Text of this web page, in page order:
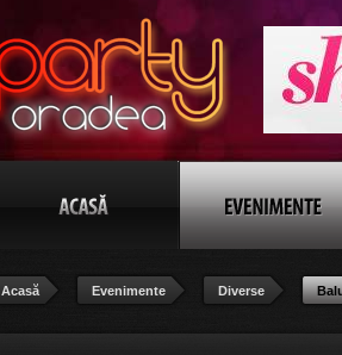
Acasă Evenimente Diverse